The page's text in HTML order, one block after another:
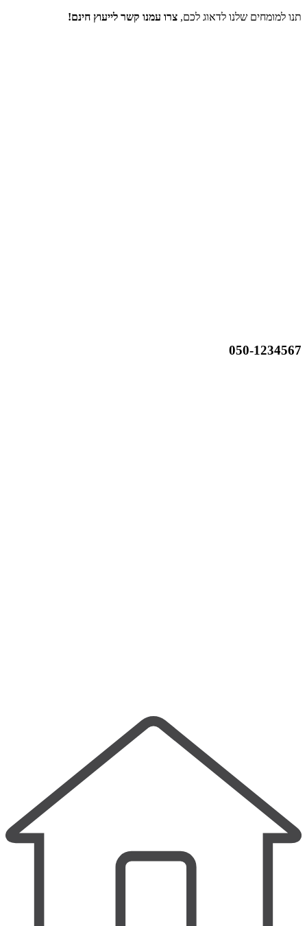
תנו למומחים שלנו לדאוג לכם, צרו עמנו קשר לייעוץ חינם!
050-1234567